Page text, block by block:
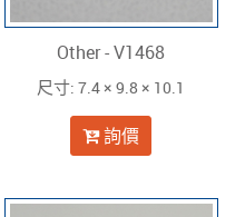
Other - V1468
尺寸: 7.4 × 9.8 × 10.1
詢價